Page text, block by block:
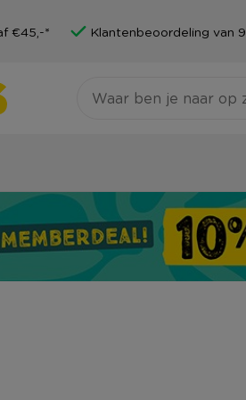
€45,-* Klantenbeoordeling van 9